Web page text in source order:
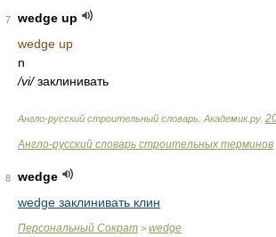
7
wedge up
wedge up
n
/vi/заклинивать
Англо-русский строительный словарь Академик.ру.
Англо-русский словарь строительных терминов
8
wedge
wedge заклинивать клин
Персональный Сократ > wedge